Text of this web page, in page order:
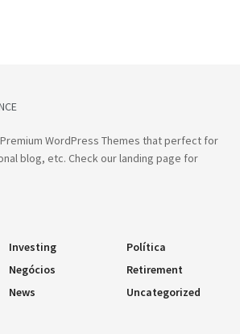
WordPress Themes that perfect for
blog, etc. Check our landing page for
Investing
Negócios
News
Política
Retirement
Uncategorized